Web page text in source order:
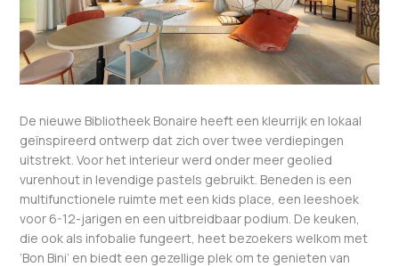
De nieuwe Bibliotheek Bonaire heeft een kleurrijk en lokaal
geïnspireerd ontwerp dat zich over twee verdiepingen
uitstrekt. Voor het interieur werd onder meer geolied
vurenhout in levendige pastels gebruikt. Beneden is een
multifunctionele ruimte met een kids place, een leeshoek
voor 6-12-jarigen en een uitbreidbaar podium. De keuken,
die ook als infobalie fungeert, heet bezoekers welkom met
‘Bon Bini’ en biedt een gezellige plek om te genieten van